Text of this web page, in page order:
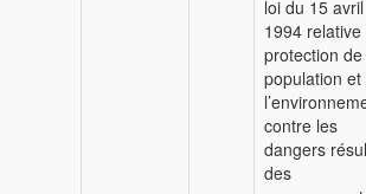
loi du 15 avril
1994 relative
protection
population et
contre les
dangers
des